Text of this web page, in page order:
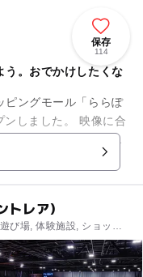
保存
114
う。おでかけしたくな
ピングモール「ららぽ
した。 映像に合
人気のアクティビテ
レア）
遊び場, 体験施設, ショッピ